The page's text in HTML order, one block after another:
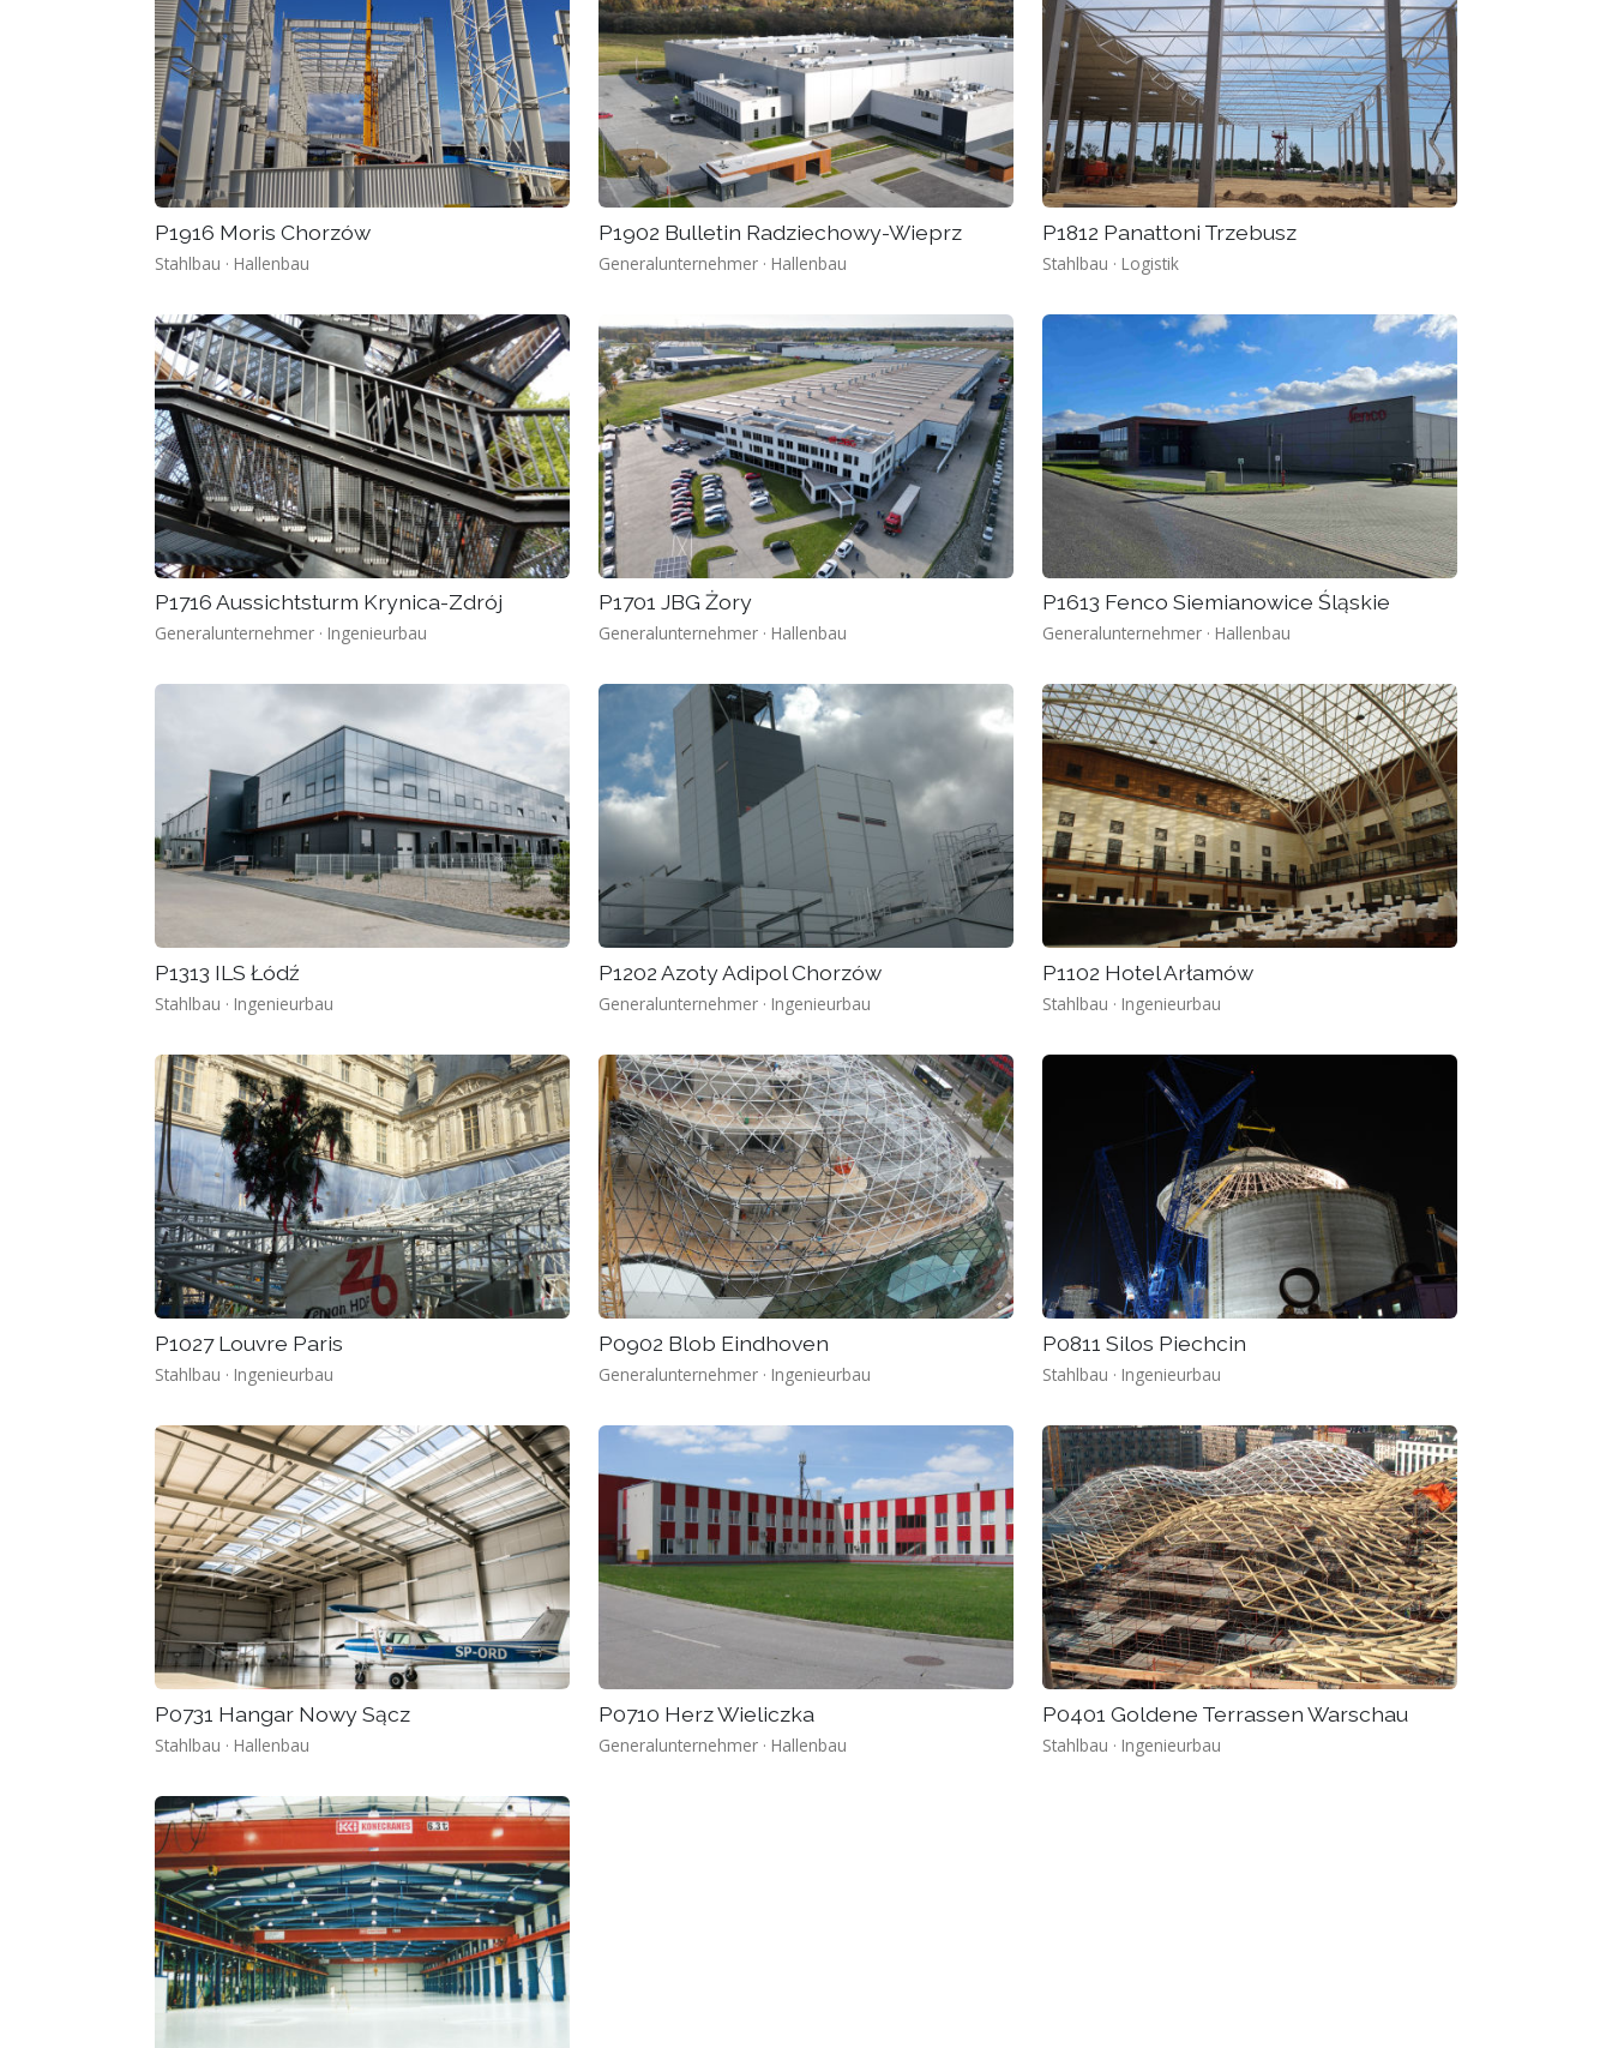
P1916 Moris Chorzów
Stahlbau · Hallenbau
P1902 Bulletin Radziechowy-Wieprz
Generalunternehmer · Hallenbau
P1812 Panattoni Trzebusz
Stahlbau · Logistik
P1716 Aussichtsturm Krynica-Zdrój
Generalunternehmer · Ingenieurbau
P1701 JBG Żory
Generalunternehmer · Hallenbau
P1613 Fenco Siemianowice Śląskie
Generalunternehmer · Hallenbau
P1313 ILS Łódź
Stahlbau · Ingenieurbau
P1202 Azoty Adipol Chorzów
Generalunternehmer · Ingenieurbau
P1102 Hotel Arłamów
Stahlbau · Ingenieurbau
P1027 Louvre Paris
Stahlbau · Ingenieurbau
P0902 Blob Eindhoven
Generalunternehmer · Ingenieurbau
P0811 Silos Piechcin
Stahlbau · Ingenieurbau
P0731 Hangar Nowy Sącz
Stahlbau · Hallenbau
P0710 Herz Wieliczka
Generalunternehmer · Hallenbau
P0401 Goldene Terrassen Warschau
Stahlbau · Ingenieurbau